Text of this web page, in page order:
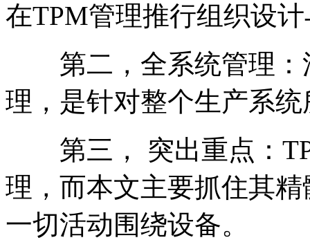
在TPM管理推行组织设
第二，全系统管理：
理，是针对整个生产系
第三， 突出重点：
理，而本文主要抓住其
一切活动围绕设备。